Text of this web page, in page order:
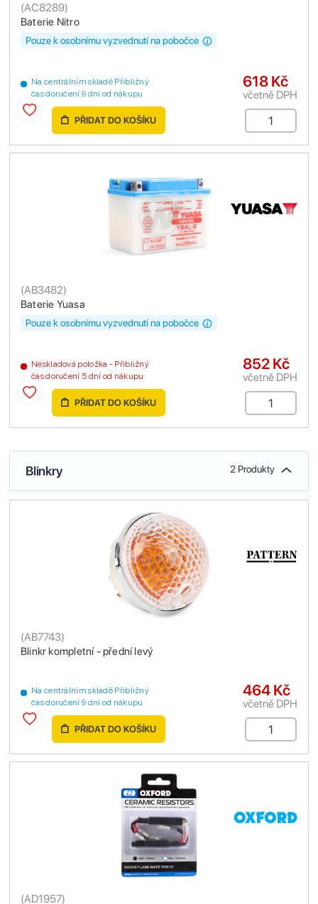
Baterie Nitro
(AC8289)
Na centrálním skladě Přibližný
čas doručení 9 dní od nákupu
Pouze k osobnímu vyzvednutí na pobočce
618 Kč
včetně DPH
PŘIDAT DO KOŠÍKU
Baterie Yuasa
(AB3482)
Neskladová položka - Přibližný
čas doručení 5 dní od nákupu
Pouze k osobnímu vyzvednutí na pobočce
852 Kč
včetně DPH
PŘIDAT DO KOŠÍKU
Blinkry 2 Produkty
Blinkr kompletní - přední levý
(AB7743)
Na centrálním skladě Přibližný
čas doručení 9 dní od nákupu
464 Kč
včetně DPH
PŘIDAT DO KOŠÍKU
(AD1957)